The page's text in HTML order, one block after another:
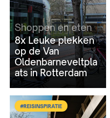
Shoppen en eten
8x Leuke plekken
op de Van
Oldenbarneveltpla
ats in Rotterdam
#REISINSPIRATIE